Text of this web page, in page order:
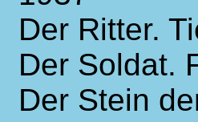
Der Ritter.
Der Soldat.
Der Stein